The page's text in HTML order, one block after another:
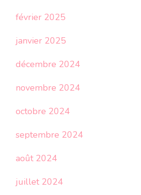
février 2025
janvier 2025
décembre 2024
novembre 2024
octobre 2024
septembre 2024
août 2024
juillet 2024